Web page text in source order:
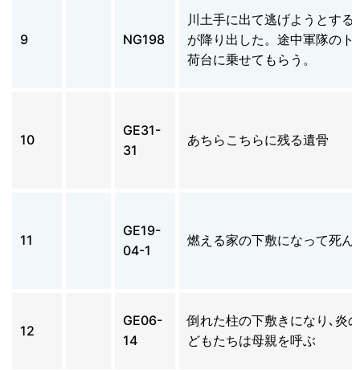
9 NG198
川土手に出て逃げようとする
が降り出した。途中軍隊のト
荷台に乗せてもらう。
10
GE31-
31
あちらこちらに残る遺骨
11
GE19-
04-1
燃える家の下敷になって死ん
12
GE06-
14
倒れた柱の下敷きになり､炎
どもたちは母親を呼ぶ